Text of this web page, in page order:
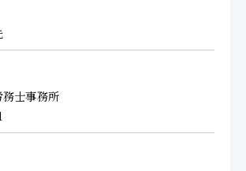
士事務所